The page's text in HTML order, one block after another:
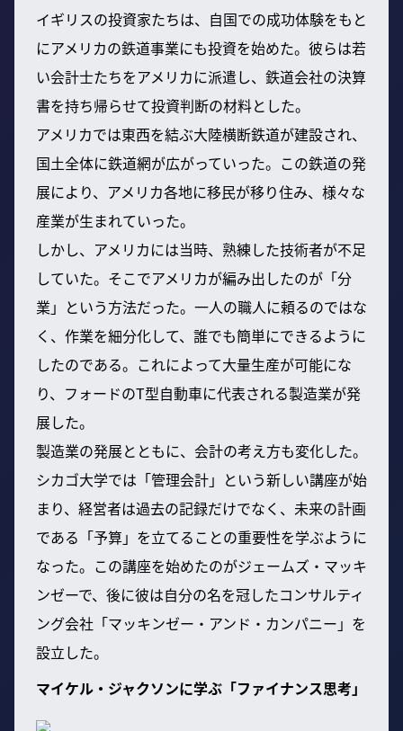
イギリスの投資家たちは、自国での成功体験をもと
にアメリカの鉄道事業にも投資を始めた。彼らは若
い会計士たちをアメリカに派遣し、鉄道会社の決算
書を持ち帰らせて投資判断の材料とした。
アメリカでは東西を結ぶ大陸横断鉄道が建設され、
国土全体に鉄道網が広がっていった。この鉄道の発
展により、アメリカ各地に移民が移り住み、様々な
産業が生まれていった。
しかし、アメリカには当時、熟練した技術者が不足
していた。そこでアメリカが編み出したのが「分
業」という方法だった。一人の職人に頼るのではな
く、作業を細分化して、誰でも簡単にできるように
したのである。これによって大量生産が可能にな
り、フォードのT型自動車に代表される製造業が発
展した。
製造業の発展とともに、会計の考え方も変化した。
シカゴ大学では「管理会計」という新しい講座が始
まり、経営者は過去の記録だけでなく、未来の計画
である「予算」を立てることの重要性を学ぶように
なった。この講座を始めたのがジェームズ・マッキ
ンゼーで、後に彼は自分の名を冠したコンサルティ
ング会社「マッキンゼー・アンド・カンパニー」を
設立した。
マイケル・ジャクソンに学ぶ「ファイナンス思考」